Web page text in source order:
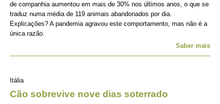
de companhia aumentou em mais de 30% nos últimos anos, o que se
traduz numa média de 119 animais abandonados por dia.
Explicações? A pandemia agravou este comportamento, mas não é a
única razão.
Saber mais
Itália
Cão sobrevive nove dias soterrado